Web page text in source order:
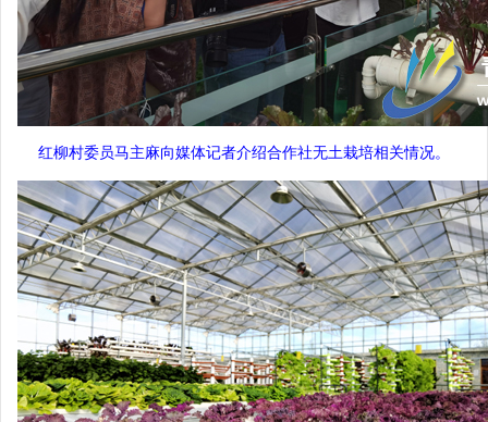
红柳村委员马主麻向媒体记者介绍合作社无土栽培相关情况。